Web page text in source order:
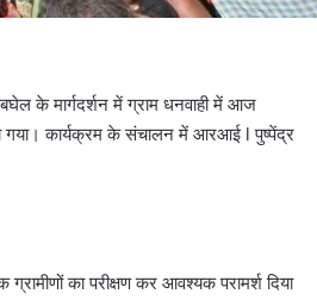
के मार्गदर्शन में ग्राम धनवाही में आज
गया। कार्यक्रम के संचालन में आरआई l पुष्पेंद्र
ग्रामीणों का परीक्षण कर आवश्यक परामर्श दिया